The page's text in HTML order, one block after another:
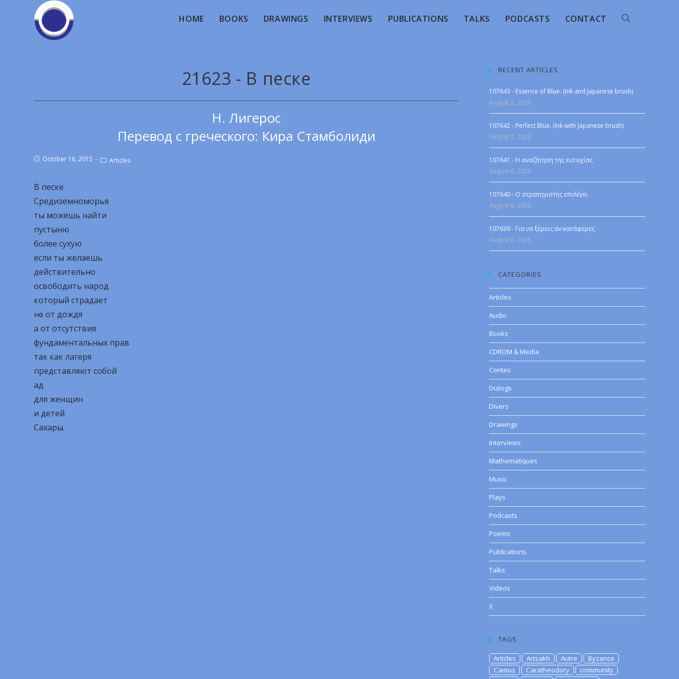
HOME BOOKS DRAWINGS INTERVIEWS PUBLICATIONS TALKS PODCASTS CONTACT
21623 - В песке
Н. Лигерос
Перевод с греческого: Кира Стамболиди
October 16, 2015 Articles
В песке
Средиземноморья
ты можешь найти
пустыню
более сухую
если ты желаешь
действительно
освободить народ
который страдает
не от дождя
а от отсутствия
фундаментальных прав
так как лагеря
представляют собой
ад
для женщин
и детей
Сахары.
RECENT ARTICLES
107643 - Essence of Blue. (Ink and Japanese brush)
August 7, 2026
107642 - Perfect Blue. (Ink with Japanese brush)
August 7, 2026
107641 - Η αναζήτηση της ευτυχίας
August 6, 2026
107640 - Ο στρατηγιστής επιλέγει
August 6, 2026
107639 - Για να ξέρεις αν κατάφερες
August 6, 2026
CATEGORIES
Articles
Audio
Books
CDROM & Media
Contes
Dialogs
Divers
Drawings
Interviews
Mathematiques
Music
Plays
Podcasts
Poems
Publications
Talks
Videos
X
TAGS
Articles Artsakh Autre
Byzance
Camus
Caratheodory
community